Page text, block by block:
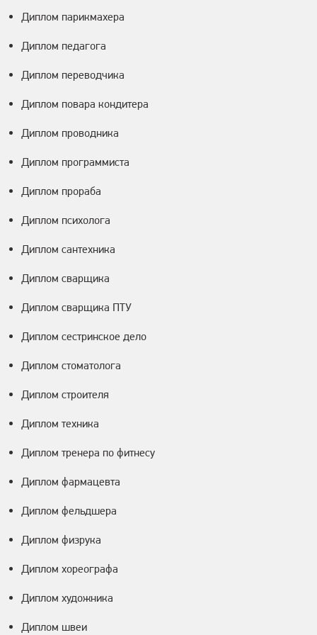
Диплом парикмахера
Диплом педагога
Диплом переводчика
Диплом повара кондитера
Диплом проводника
Диплом программиста
Диплом прораба
Диплом психолога
Диплом сантехника
Диплом сварщика
Диплом сварщика ПТУ
Диплом сестринское дело
Диплом стоматолога
Диплом строителя
Диплом техника
Диплом тренера по фитнесу
Диплом фармацевта
Диплом фельдшера
Диплом физрука
Диплом хореографа
Диплом художника
Диплом швеи